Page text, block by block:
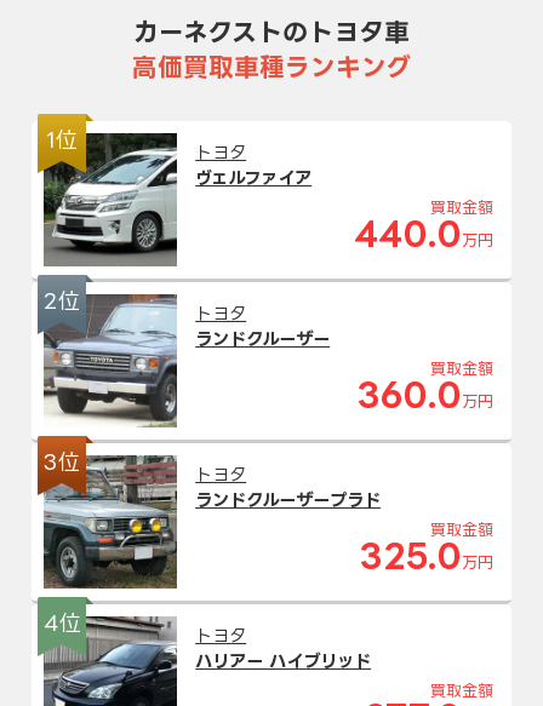
カーネクストのトヨタ車
高価買取車種ランキング
1位
トヨタ
ヴェルファイア
買取金額
440.0 万円
2位
トヨタ
ランドクルーザー
買取金額
360.0 万円
3位
トヨタ
ランドクルーザープラド
買取金額
325.0 万円
4位
トヨタ
ハリアー ハイブリッド
買取金額